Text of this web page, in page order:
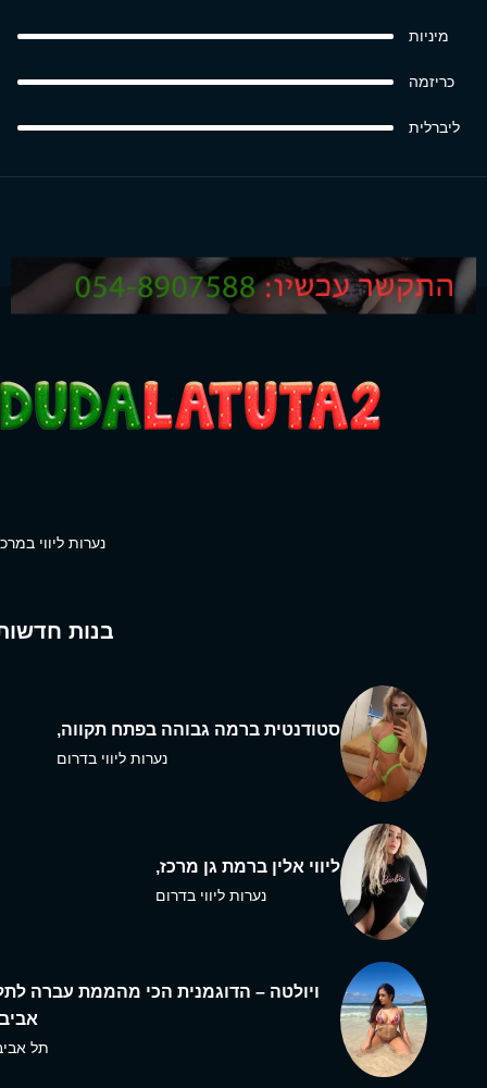
מיניות
כריזמה
ליברלית
נערות ליווי
בנות
סטודנטית ברמה גבוהה בפתח תקווה,
נערות ליווי בדרום
ליווי אלין ברמת גן מרכז,
נערות ליווי בדרום
ויולטה – הדוגמנית הכי מהממת עברה
תל